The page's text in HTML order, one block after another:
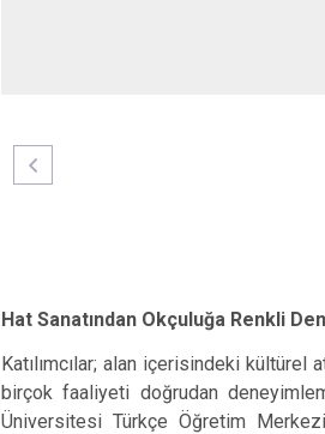
Hat Sanatından Okçuluğa Renkli
Katılımcılar; alan içerisindeki
birçok faaliyeti doğrudan
Üniversitesi Türkçe Öğretim